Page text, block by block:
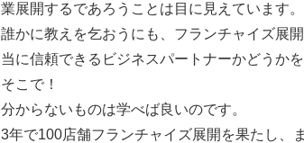
業展開するであろうことは目に見えています。
誰かに教えを乞おうにも、フランチャイズ展
当に信頼できるビジネスパートナーかどうか
そこで！
分からないものは学べば良いのです。
3年で100店舗フランチャイズ展開を果たし、